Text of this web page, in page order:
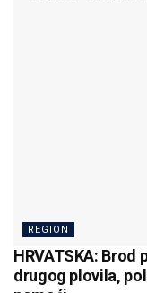
REGION
HRVATSKA:
drugog plovila,